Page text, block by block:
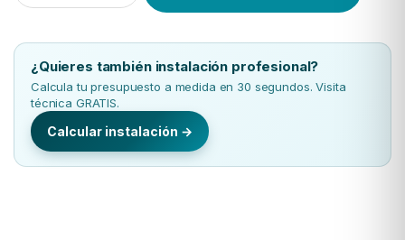
¿Quieres también instalación profesional?
Calcula tu presupuesto a medida en 30 segundos. Visita
técnica GRATIS.
Calcular instalación →